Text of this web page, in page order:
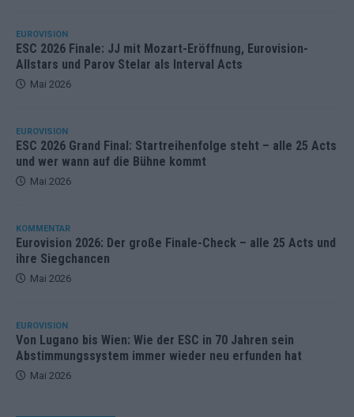
EUROVISION
ESC 2026 Finale: JJ mit Mozart-Eröffnung, Eurovision-
Allstars und Parov Stelar als Interval Acts
Mai 2026
EUROVISION
ESC 2026 Grand Final: Startreihenfolge steht – alle 25 Acts
und wer wann auf die Bühne kommt
Mai 2026
KOMMENTAR
Eurovision 2026: Der große Finale-Check – alle 25 Acts und
ihre Siegchancen
Mai 2026
EUROVISION
Von Lugano bis Wien: Wie der ESC in 70 Jahren sein
Abstimmungssystem immer wieder neu erfunden hat
Mai 2026